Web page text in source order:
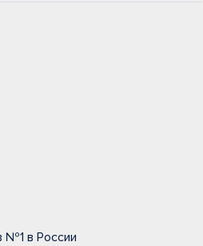
№1 в России